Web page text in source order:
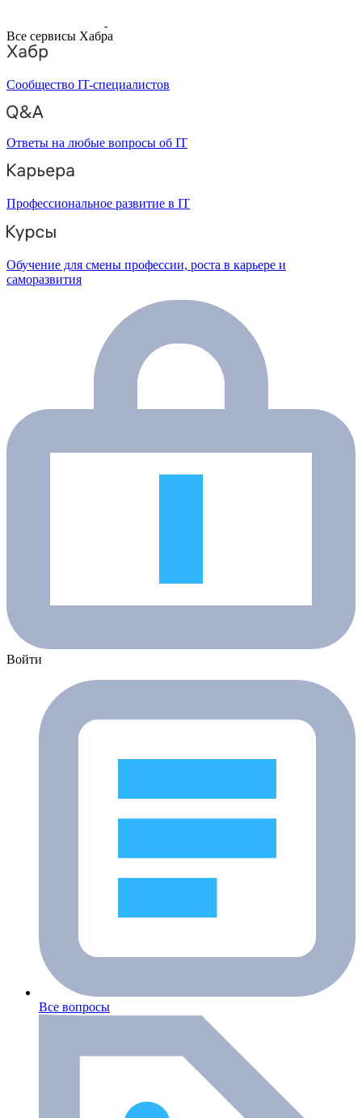
Все сервисы Хабра
Сообщество IT-специалистов
Ответы на любые вопросы об IT
Профессиональное развитие в IT
Обучение для смены профессии, роста в карьере и
саморазвития
Войти
Все вопросы